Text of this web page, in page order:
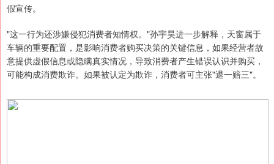
假宣传。
"这一行为还涉嫌侵犯消费者知情权。"孙宇昊进一步解释，天窗属于
车辆的重要配置，是影响消费者购买决策的关键信息，如果经营者故
意提供虚假信息或隐瞒真实情况，导致消费者产生错误认识并购买，
可能构成消费欺诈。如果被认定为欺诈，消费者可主张"退一赔三"。